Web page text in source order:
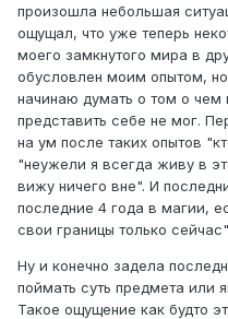
произошла небольшая
ощущал, что уже теперь
моего замкнутого мира в
обусловлен моим опытом,
начинаю думать о том о чем
представить себе не мог.
на ум после таких опытов
"неужели я всегда живу в
вижу ничего вне". И
последние 4 года в магии,
свои границы только
Ну и конечно задела
поймать суть предмета или
Такое ощущение как будто